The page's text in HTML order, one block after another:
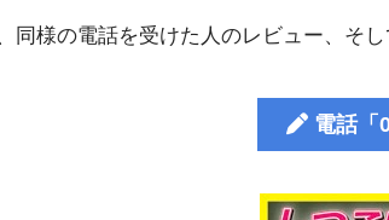
同様の電話を受けた人のレビュー、そし
電話「